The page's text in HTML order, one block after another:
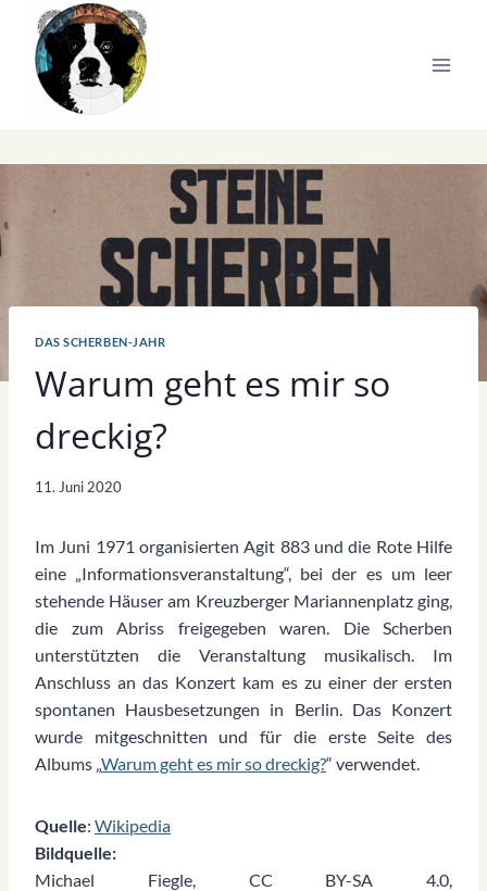
Inhalt
springen
DAS SCHERBEN-JAHR
Warum geht es mir so
dreckig?
11. Juni 2020
Im Juni 1971 organisierten Agit 883 und die Rote Hilfe
eine „Informationsveranstaltung“, bei der es um leer
stehende Häuser am Kreuzberger Mariannenplatz ging,
die zum Abriss freigegeben waren. Die Scherben
unterstützten die Veranstaltung musikalisch. Im
Anschluss an das Konzert kam es zu einer der ersten
spontanen Hausbesetzungen in Berlin. Das Konzert
wurde mitgeschnitten und für die erste Seite des
Albums „ Warum geht es mir so dreckig?“ verwendet.
Quelle: Wikipedia
Bildquelle:
Michael Fiegle, CC BY-SA 4.0,